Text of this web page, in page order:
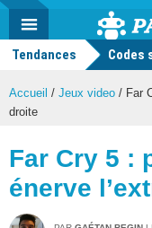
Actu
geek
MENU
Tendances Codes
Accueil / Jeux video / Far
droite
Far Cry 5 :
énerve
Mode